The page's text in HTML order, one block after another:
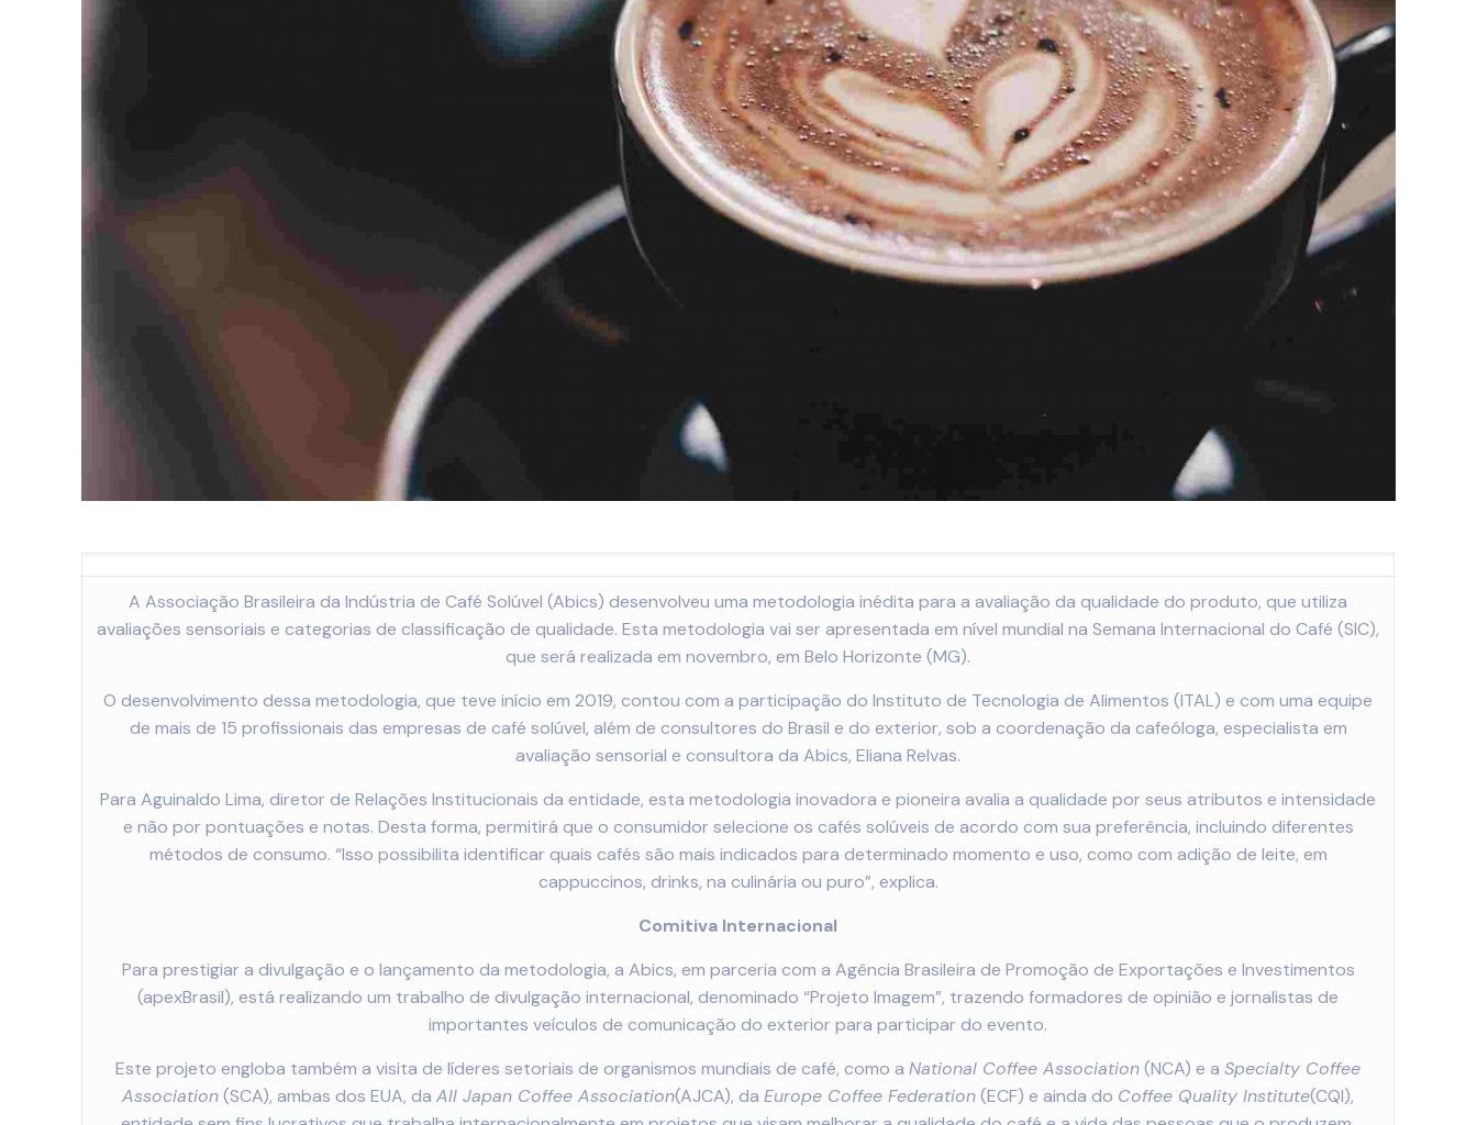
A Associação Brasileira da Indústria de Café Solúvel (Abics) desenvolveu uma metodologia inédita para a avaliação da qualidade doproduto, que utiliza
avaliações sensoriais e categorias de classificação de qualidade. Esta metodologia vai ser apresentada em nível mundial na Semana Internacional do Café (SIC),
que será realizada em novembro, em Belo Horizonte (MG).
O desenvolvimento dessa metodologia, que teve início em 2019, contou com a participação do Instituto de Tecnologia de Alimentos (ITAL) e com uma equipe
de mais de 15 profissionais das empresas de café solúvel, além de consultores do Brasil e do exterior, sob a coordenação da cafeóloga, especialista em
avaliação sensorial e consultora da Abics, Eliana Relvas.
Para Aguinaldo Lima, diretor de Relações Institucionais da entidade, esta metodologia inovadora e pioneira avalia a qualidade por seus atributos e intensidade
e não por pontuações e notas. Desta forma, permitirá que o consumidor selecione os cafés solúveis de acordo com sua preferência, incluindo diferentes
métodos de consumo. “Isso possibilita identificar quais cafés são mais indicados para determinado momento e uso, como com adição de leite, em
cappuccinos, drinks, na culinária ou puro”, explica.
Comitiva Internacional
Para prestigiar a divulgação e o lançamento da metodologia, a Abics, em parceria com a Agência Brasileira de Promoção de Exportações e Investimentos
(apexBrasil), está realizando um trabalho de divulgação internacional, denominado “Projeto Imagem”, trazendo formadores de opinião e jornalistas de
importantes veículos de comunicação do exterior para participar do evento.
Este projeto engloba também a visita de líderes setoriais de organismos mundiais de café, como aNational Coffee Association(NCA) e aSpecialty Coffee
Association(SCA), ambas dos EUA, daAll Japan Coffee Association(AJCA), daEurope Coffee Federation(ECF) e ainda do Coffee Quality Institute(CQI),